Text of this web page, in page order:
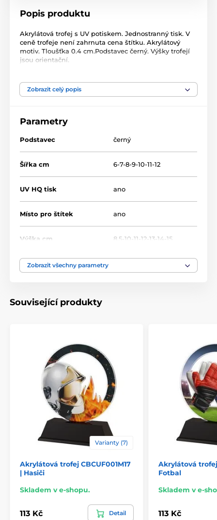
Popis produktu
Akrylátová trofej s UV potiskem. Jednostranný tisk. V
ceně trofeje není zahrnuta cena štítku. Akrylátový
motiv. Tloušťka 0.4 cm.Podstavec černý. Výšky trofejí
jsou orientační.
Produkt je zařazen v kategoriích
CBCUF001
Zobrazit celý popis
Parametry
Podstavec černý
Šířka cm 6-7-8-9-10-11-12
UV HQ tisk ano
Místo pro štítek ano
Výška cm 8.5-10-11-12-13-14-15
Motiv
Zobrazit všechny parametry
Související produkty
Varianty (7)
Akrylátová trofej CBCUF001M17
| Hasiči
Skladem v e-shopu.
113 Kč Detail
Akrylátová trofej
Fotbal
Skladem v e-
113 Kč